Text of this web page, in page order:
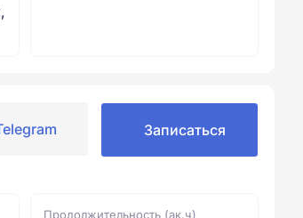
Записаться
Продолжительность (ак.ч)